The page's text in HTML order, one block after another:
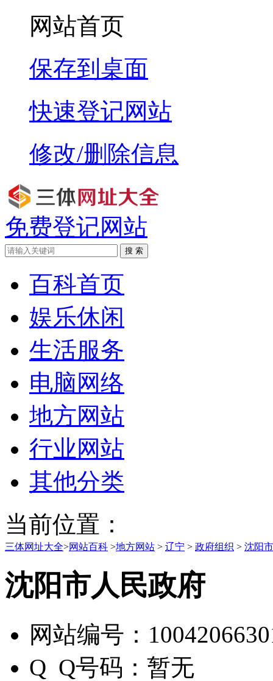
网站首页
保存到桌面
快速登记网站
修改/删除信息
免费登记网站
搜 索
百科首页
娱乐休闲
生活服务
电脑网络
地方网站
行业网站
其他分类
当前位置：
三体网址大全>网站百科 >地方网站 > 辽宁 > 政府组织 > 沈阳
沈阳市人民政府
网站编号：
Q Q号码： 暂无